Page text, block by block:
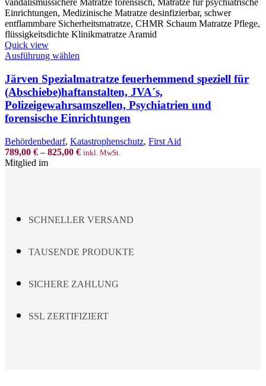
Quick view
Ausführung wählen
has
multiple
variants.
The
options
be
chosen
Järven Spezialmatratze feuerhemmend speziell für
(Abschiebe)haftanstalten, JVA´s,
Polizeigewahrsamszellen, Psychiatrien und
forensische Einrichtungen
Behördenbedarf, Katastrophenschutz, First Aid
789,00 €–825,00 € inkl. MwSt.
Mitglied im
SCHNELLER VERSAND
TAUSENDE PRODUKTE
SICHERE ZAHLUNG
SSL ZERTIFIZIERT